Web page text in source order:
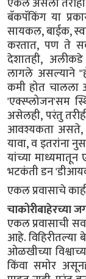
बॅकपॅकिंग या
सायकल, बाईक,
करतात, पण ते
देशातही,
लागले असल्याने
कमी होत चालला
'एक्स्प्लोजन'सम
असेलही, परंतु
आवश्यकता असते,
यावा, व इतरांना
यांच्या माध्यमातून
भटकंती डन
एकल प्रवासाचे
एकल प्रवासाची
आहे. विहिरीतल्या
ओळखीच्या
किंवा समोर